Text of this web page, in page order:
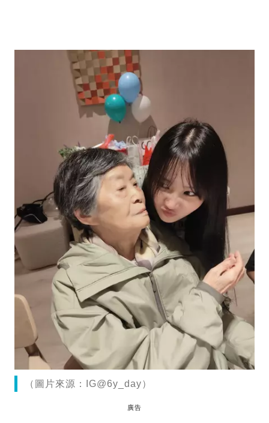
（圖片來源：IG@6y_day）
廣告